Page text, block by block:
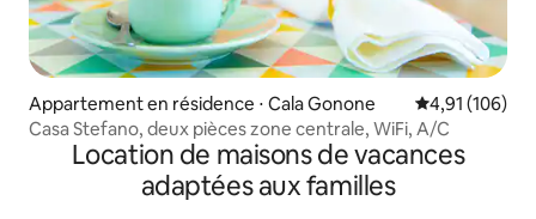
Appartement en résidence ⋅ Cala Gonone Évaluation
4,91 (106)
Casa Stefano, deux pièces zone centrale, WiFi, A/C
Location de maisons de vacances
adaptées aux familles